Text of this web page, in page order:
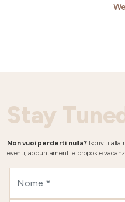
Stay
Non vuoi perderti nulla?Iscriviti alla
eventi, appuntamenti e proposte